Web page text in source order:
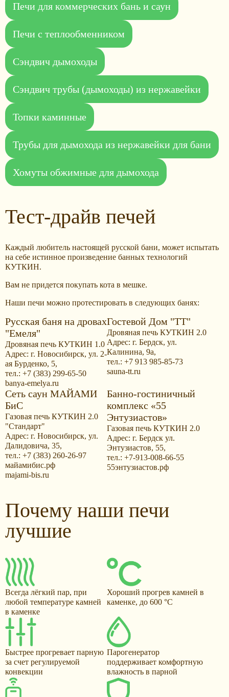
Печи для коммерческих бань и саун
Печи с теплообменником
Сэндвич дымоходы
Сэндвич трубы (дымоходы) из нержавейки
Топки каминные
Трубы для дымохода из нержавейки для бани
Хомуты обжимные для дымохода
Тест-драйв печей
Каждый любитель настоящей русской бани, может испытать
на себе истинное произведение банных технологий
КУТКИН.
Вам не придется покупать кота в мешке.
Наши печи можно протестировать в следующих банях:
Русская баня на дровах
"Емеля"
Дровяная печь КУТКИН 1.0
Адрес: г. Новосибирск, ул. 2-
ая Бурденко, 5,
тел.: +7 (383) 299-65-50
banya-emelya.ru
Гостевой Дом "ТТ"
Дровяная печь КУТКИН 2.0
Адрес: г. Бердск, ул.
Калинина, 9а,
тел.: +7 913 985-85-73
sauna-tt.ru
Сеть саун МАЙАМИ
БиС
Газовая печь КУТКИН 2.0
"Стандарт"
Адрес: г. Новосибирск, ул.
Далидовича, 35,
тел.: +7 (383) 260-26-97
майамибис.рф
majami-bis.ru
Банно-гостиничный
комплекс «55
Энтузиастов»
Газовая печь КУТКИН 2.0
Адрес: г. Бердск ул.
Энтузиастов, 55,
тел.: +7-913-008-66-55
55энтузиастов.рф
Почему наши печи
лучшие
Всегда лёгкий пар, при
любой температуре камней
в каменке
Хороший прогрев камней в
каменке, до 600 °С
Быстрее прогревает парную
за счет регулируемой
конвекции
Парогенератор
поддерживает комфортную
влажность в парной